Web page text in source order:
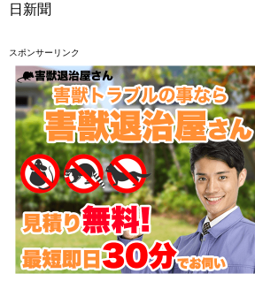
日新聞
スポンサーリンク